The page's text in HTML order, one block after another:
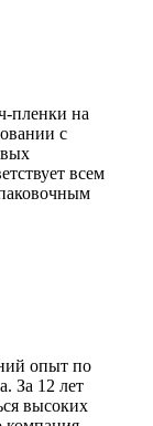
пленки на
с
всем
опыт по
За 12 лет
высоких